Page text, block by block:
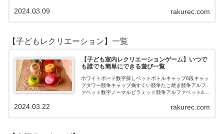
ロおはじき体操スライム脳トレ無料素材Yo…rakurec.com
2024.03.09
【子どもレクリエーション】一覧
【子ども室内レクリエーションゲーム】いつで
も誰でも簡単にできる遊び一覧
ホワイトボード数字探しペットボトルキャップ6段キャッ
プタワー競争キャップ掬すくい競争たこ焼き競争アルフ
ァベット数字ノーマルピラミッド競争アルファベット4段
rakurec.com
2024.03.22